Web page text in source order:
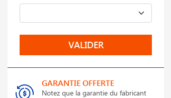
VALIDER
GARANTIE OFFERTE
Notez que la garantie du fabricant